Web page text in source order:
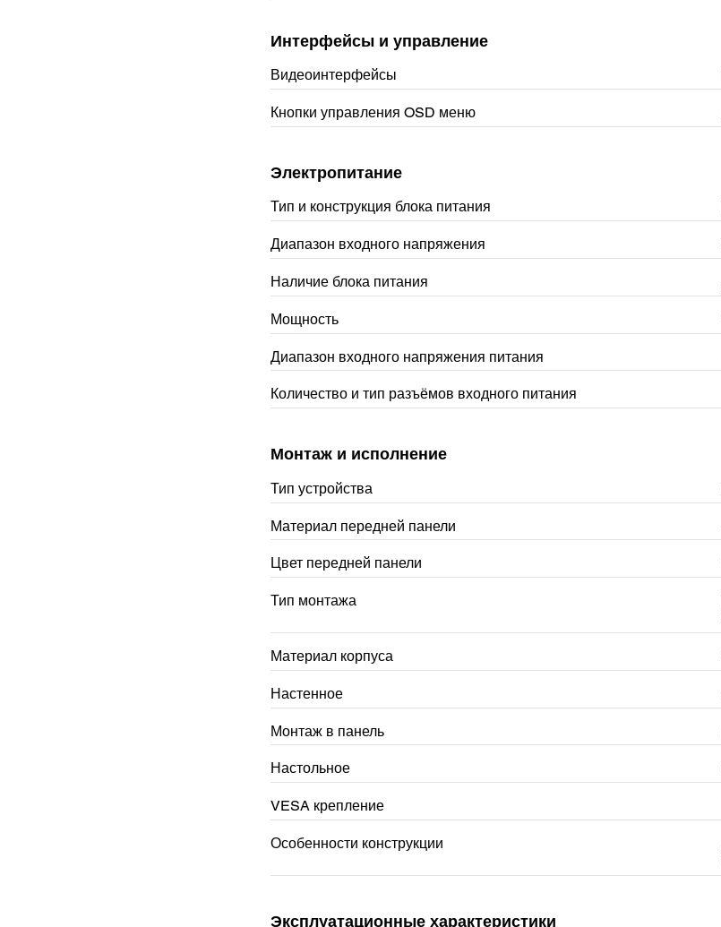
Интерфейсы и управление
Видеоинтерфейсы
Кнопки управления OSD меню
Электропитание
Тип и конструкция блока питания
Диапазон входного напряжения
Наличие блока питания
Мощность
Диапазон входного напряжения питания
Количество и тип разъёмов входного питания
Монтаж и исполнение
Тип устройства
Материал передней панели
Цвет передней панели
Тип монтажа
Материал корпуса
Настенное
Монтаж в панель
Настольное
VESA крепление
Особенности конструкции
Эксплуатационные характеристики